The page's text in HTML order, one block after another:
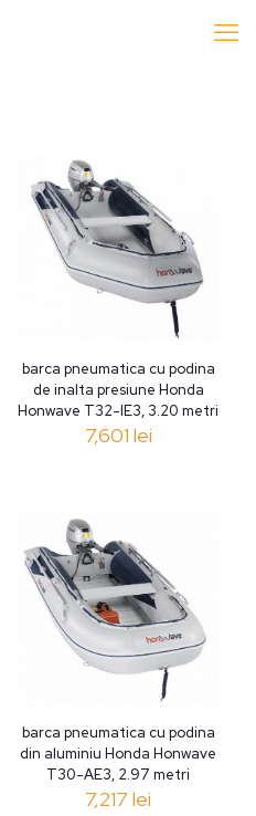
barca pneumatica cu podina
de inalta presiune Honda
Honwave T32-IE3, 3.20 metri
7,601 lei
barca pneumatica cu podina
din aluminiu Honda Honwave
T30-AE3, 2.97 metri
7,217lei